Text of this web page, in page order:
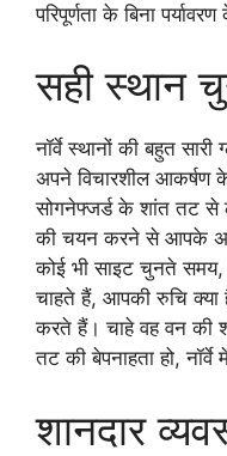
परिपूर्णता के बिना
सही स्थान
नॉर्वे स्थानों की बहुत
अपने विचारशील आकर्षण
सोगनेफ्जर्ड के शांत तट से
की चयन करने से आपके
कोई भी साइट चुनते
चाहते हैं, आपकी रुचि
करते हैं। चाहे वह वन की
तट की बेपनाहता हो,
शानदार